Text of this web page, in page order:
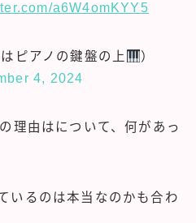
a6W4omKYY5
ピアノの鍵盤の上
）
4, 2024
理由はについて、何があっ
いるのは本当なのかも合わ
が無料で見れる！